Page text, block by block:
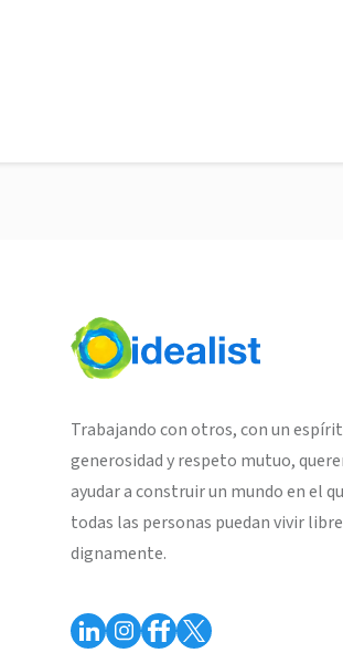
Trabajando con otros, con un
generosidad y respeto mutuo,
ayudar a construir un mundo en el
todas las personas puedan vivir
dignamente.